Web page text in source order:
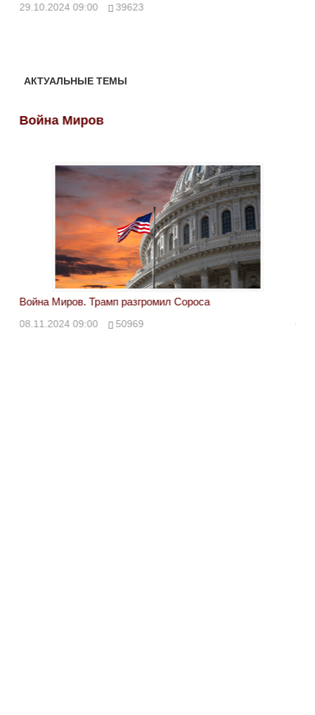
29.10.2024 09:00 39623
АКТУАЛЬНЫЕ ТЕМЫ
Война Миров
Война Миров. Трамп разгромил Сороса
08.11.2024 09:00 50969